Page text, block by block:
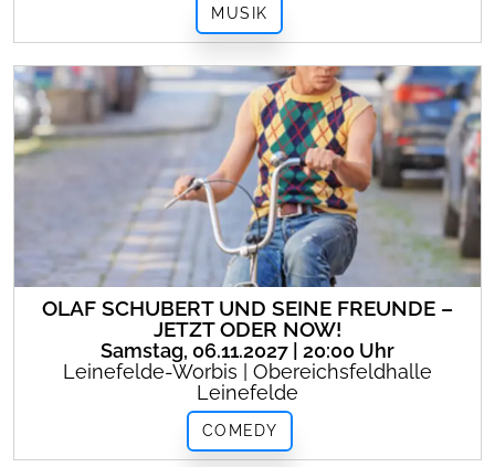
MUSIK
OLAF SCHUBERT UND SEINE FREUNDE –
JETZT ODER NOW!
Samstag, 06.11.2027 | 20:00 Uhr
Leinefelde-Worbis | Obereichsfeldhalle
Leinefelde
COMEDY